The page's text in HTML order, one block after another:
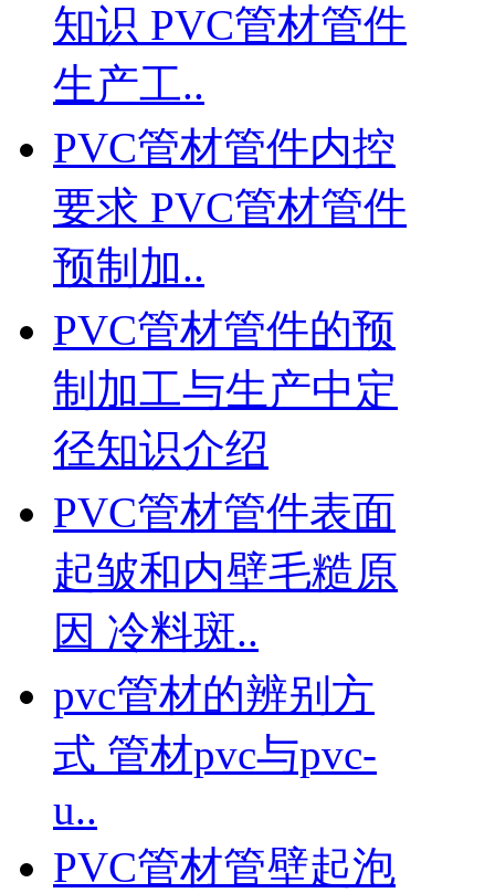
知识 PVC管材管件
生产工..
PVC管材管件内控
要求 PVC管材管件
预制加..
PVC管材管件的预
制加工与生产中定
径知识介绍
PVC管材管件表面
起皱和内壁毛糙原
因 冷料斑..
pvc管材的辨别方
式 管材pvc与pvc-
u..
PVC管材管壁起泡